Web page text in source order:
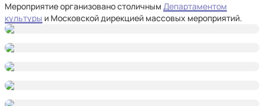
Мероприятие организовано столичным Департаментом
культуры и Московской дирекцией массовых мероприятий.